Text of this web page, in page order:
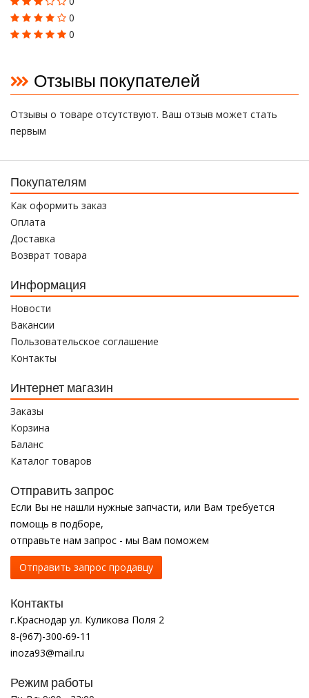
0
0
Отзывы покупателей
Отзывы о товаре отсутствуют. Ваш отзыв может стать
первым
Покупателям
Как оформить заказ
Оплата
Доставка
Возврат товара
Информация
Новости
Вакансии
Пользовательское соглашение
Контакты
Интернет магазин
Заказы
Корзина
Баланс
Каталог товаров
Отправить запрос
Если Вы не нашли нужные запчасти, или Вам требуется
помощь в подборе,
отправьте нам запрос - мы Вам поможем
Отправить запрос продавцу
Контакты
г.Краснодар ул. Куликова Поля 2
8-(967)-300-69-11
inoza93@mail.ru
Режим работы